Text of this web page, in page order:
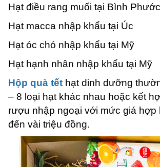
Hạt điều rang muối tại Bình Phước
Hạt macca nhập khẩu tại Úc
Hạt óc chó nhập khẩu tại Mỹ
Hạt hạnh nhân nhập khẩu tại Mỹ
Hộp quà tết hạt dinh dưỡng
– 8 loại hạt khác nhau hoặc kết
rượu nhập ngoại với mức giá hợp
đến vài triệu đồng.